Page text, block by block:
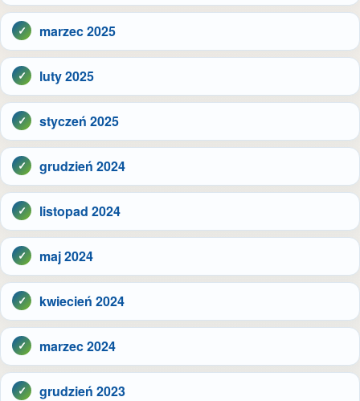
marzec 2025
luty 2025
styczeń 2025
grudzień 2024
listopad 2024
maj 2024
kwiecień 2024
marzec 2024
grudzień 2023